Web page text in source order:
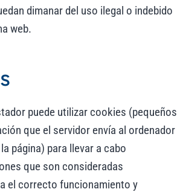
dimanar del uso ilegal o indebido
web.
puede utilizar cookies (pequeños
que el servidor envía al ordenador
página) para llevar a cabo
que son consideradas
el correcto funcionamiento y